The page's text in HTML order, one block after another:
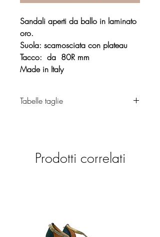
Sandali aperti da ballo in laminato
oro.
Suola: scamosciata con plateau
Tacco: da 80R mm
Made in Italy
Tabelle taglie
Prodotti correlati